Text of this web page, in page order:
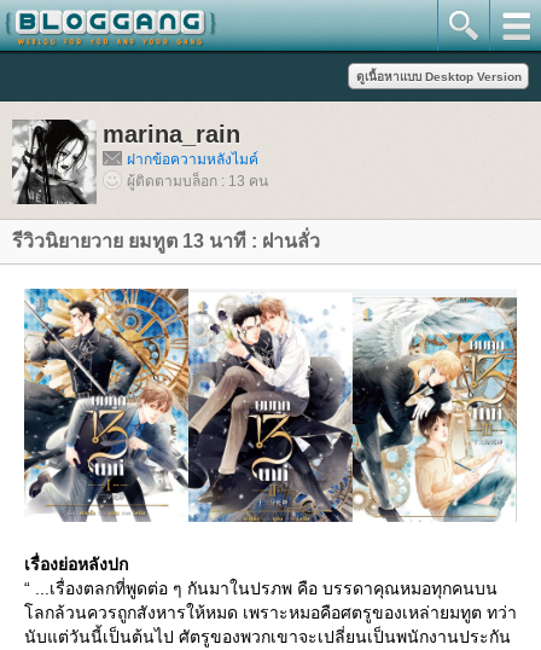
marina_rain
ฝากข้อความหลังไมค์
ผู้ติดตามบล็อก : 13 คน
รีวิวนิยายวาย ยมทูต 13 นาที : ฝานลั่ว
เรื่องย่อหลังปก
“ ...เรื่องตลกที่พูดต่อ ๆ กันมาในปรภพ คือ บรรดาคุณหมอทุกคนบน
ลกล้วนควรถูกสังหารให้หมด เพราะหมอคือศตรูของเหล่ายมทูต ทว่า
นับแต่วันนี้เป็นต้นไป ศัตรูของพวกเขาจะเปลี่ยนเป็นพนักงานประกัน